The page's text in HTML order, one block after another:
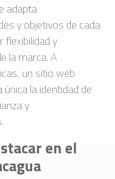
adapta
y objetivos de cada
flexibilidad y
la marca. A
un sitio web
la identidad de
y
en el